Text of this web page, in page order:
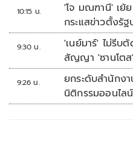
10:15 น.
'โจ มณฑานี' เย้
กระแสข่าวตั้งรั
เลย
9:30 น.
'เนย์มาร์' ไม่รีบ
สัญญา 'ซานโตส'
9:26 น.
ยกระดับสำนักง
นิติกรรมออนไล